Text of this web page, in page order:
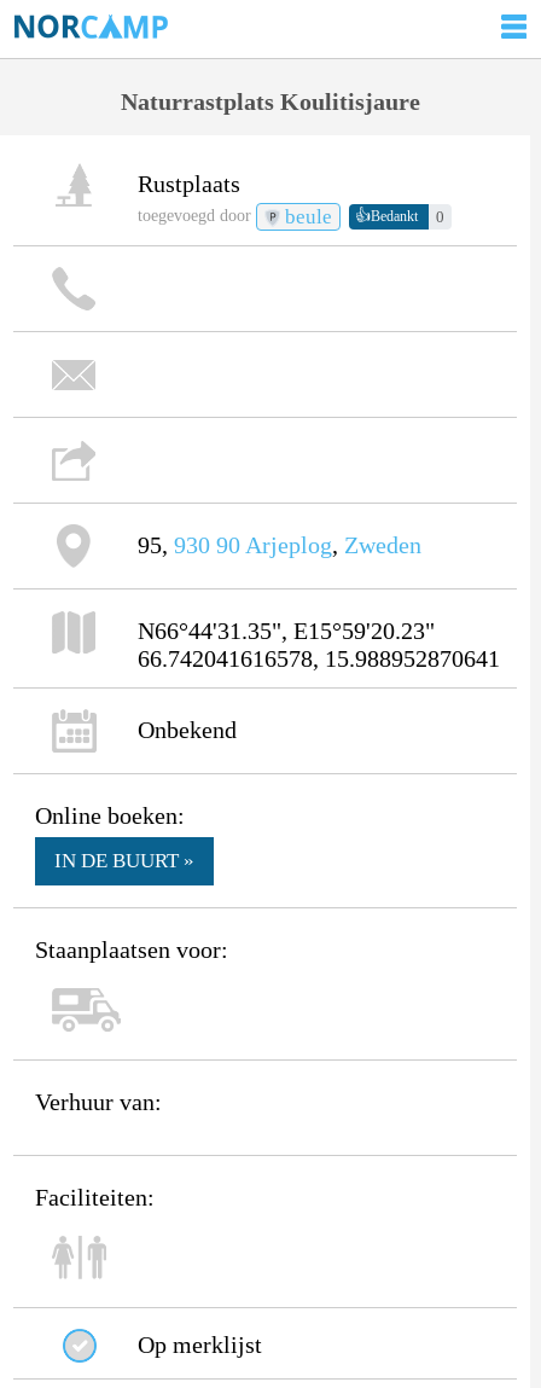
Naturrastplats Koulitisjaure
Rustplaats
toegevoegd door beule 👍Bedankt 0
95, 930 90 Arjeplog, Zweden
N66°44'31.35", E15°59'20.23"
66.742041616578, 15.988952870641
Onbekend
Online boeken:
IN DE BUURT »
Staanplaatsen voor:
Verhuur van:
Faciliteiten:
Op merklijst